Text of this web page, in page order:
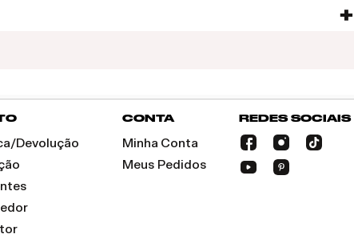
Devolução
CONTA
Minha Conta
Meus Pedidos
REDES SOCIAIS